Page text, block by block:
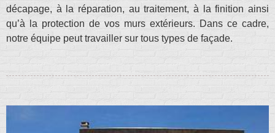
décapage, à la réparation, au traitement, à la finition ainsi
qu’à la protection de vos murs extérieurs. Dans ce cadre,
notre équipe peut travailler sur tous types de façade.